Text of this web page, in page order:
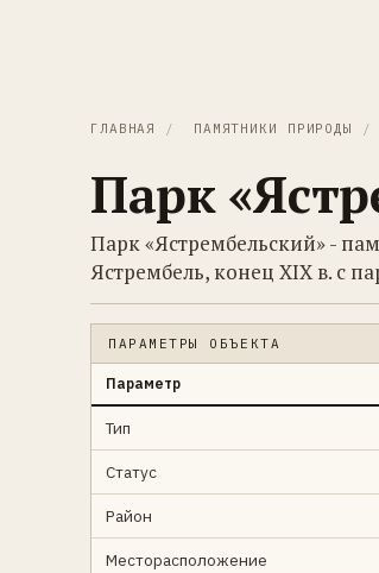
ГЛАВНАЯ / ПАМЯТНИКИ ПРИРОДЫ /
Парк
Парк «Ястрембельский» -
Ястрембель, конец XIX в. с
ПАРАМЕТРЫ ОБЪЕКТА
Параметр
Тип
Статус
Район
Месторасположение